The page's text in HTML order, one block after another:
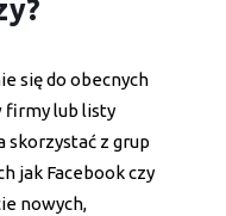
się do obecnych
firmy lub listy
z grup
jak Facebook czy
nowych,